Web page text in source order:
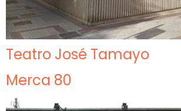
Teatro José Tamayo
Merca 80